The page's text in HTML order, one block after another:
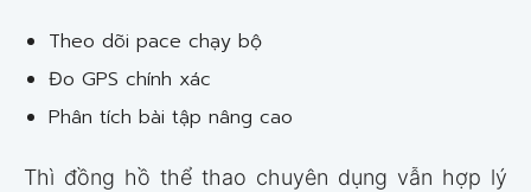
Theo dõi pace chạy bộ
Đo GPS chính xác
Phân tích bài tập nâng cao
Thì đồng hồ thể thao chuyên dụng vẫn hợp lý